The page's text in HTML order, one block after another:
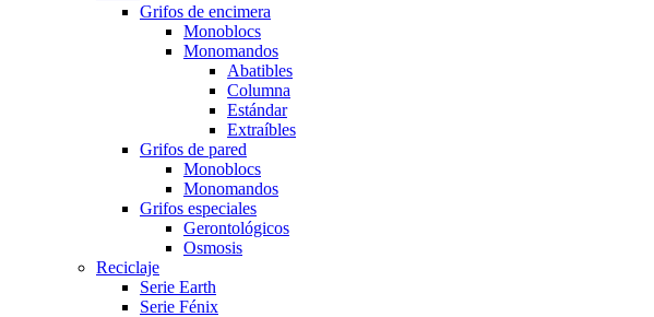
Grifos de encimera
Monoblocs
Monomandos
Abatibles
Columna
Estándar
Extraíbles
Grifos de pared
Monoblocs
Monomandos
Grifos especiales
Gerontológicos
Osmosis
Reciclaje
Serie Earth
Serie Fénix